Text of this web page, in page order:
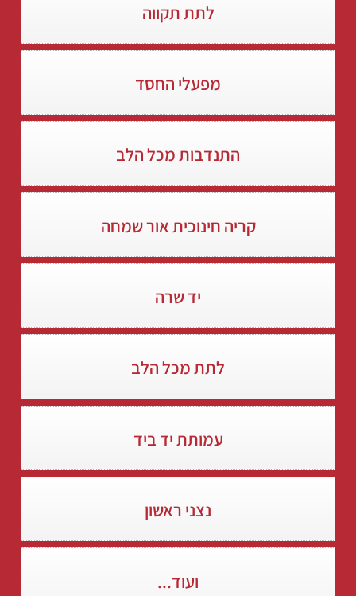
לתת תקווה
מפעלי החסד
התנדבות מכל הלב
קריה חינוכית אור שמחה
יד שרה
לתת מכל הלב
עמותת יד ביד
נצני ראשון
ועוד...